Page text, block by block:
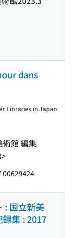
dans
術館 編集
Libraries in Japan
00629424
: 国立新美
集 : 2017